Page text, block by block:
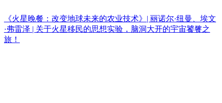
《火星晚餐：改变地球未来的农业技术》| 丽诺尔·纽曼、埃文
·弗雷泽 | 关于火星移民的思想实验，脑洞大开的宇宙饕餮之
旅！